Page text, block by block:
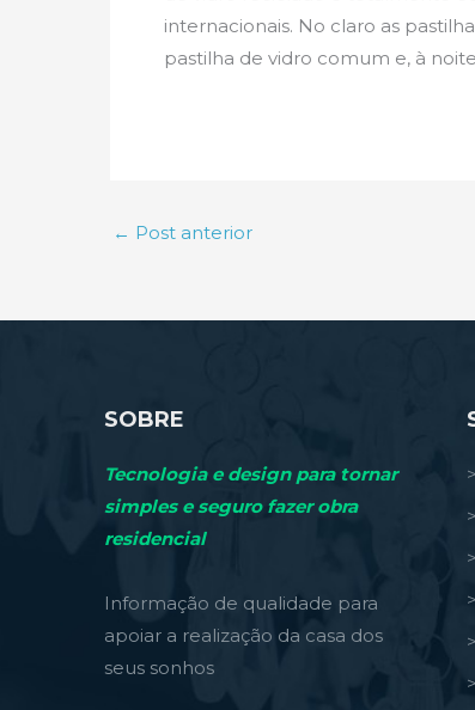
internacionais. No claro as
pastilha de vidro comum e, à
← Post anterior
SOBRE
Tecnologia e design para tornar
simples e seguro fazer obra
residencial
Informação de qualidade para
apoiar a realização da casa dos
seus sonhos